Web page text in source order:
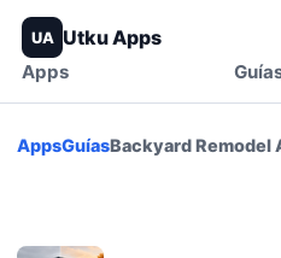
UA Utku Apps
Apps
AppsGuíasBackyard Remodel